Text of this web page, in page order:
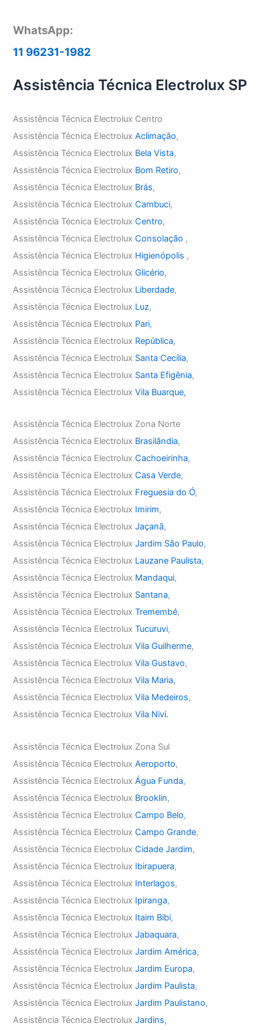
WhatsApp:
11 96231-1982
Assistência Técnica Electrolux SP
Assistência Técnica Electrolux Centro
Assistência Técnica ElectroluxAclimação,
Assistência Técnica Electrolux Bela Vista,
Assistência Técnica Electrolux Bom Retiro,
Assistência Técnica Electrolux Brás,
Assistência Técnica ElectroluxCambuci,
Assistência Técnica ElectroluxCentro,
Assistência Técnica ElectroluxConsolação ,
Assistência Técnica Electrolux Higienópolis ,
Assistência Técnica ElectroluxGlicério,
Assistência Técnica Electrolux Liberdade,
Assistência Técnica Electrolux Luz,
Assistência Técnica Electrolux Pari,
Assistência Técnica Electrolux República,
Assistência Técnica Electrolux Santa Cecília,
Assistência Técnica Electrolux Santa Efigênia,
Assistência Técnica ElectroluxVila Buarque,
Assistência Técnica Electrolux Zona Norte
Assistência Técnica Electrolux Brasilândia,
Assistência Técnica ElectroluxCachoeirinha,
Assistência Técnica ElectroluxCasa Verde,
Assistência Técnica Electrolux Freguesia do Ó,
Assistência Técnica Electrolux Imirim,
Assistência Técnica ElectroluxJaçanã,
Assistência Técnica ElectroluxJardim São Paulo,
Assistência Técnica Electrolux Lauzane Paulista,
Assistência Técnica Electrolux Mandaqui,
Assistência Técnica Electrolux Santana,
Assistência Técnica ElectroluxTremembé,
Assistência Técnica ElectroluxTucuruvi,
Assistência Técnica ElectroluxVila Guilherme,
Assistência Técnica ElectroluxVila Gustavo,
Assistência Técnica ElectroluxVila Maria,
Assistência Técnica ElectroluxVila Medeiros,
Assistência Técnica ElectroluxVila Nivi.
Assistência Técnica Electrolux Zona Sul
Assistência Técnica ElectroluxAeroporto,
Assistência Técnica ElectroluxÁgua Funda,
Assistência Técnica Electrolux Brooklin,
Assistência Técnica ElectroluxCampo Belo,
Assistência Técnica ElectroluxCampo Grande,
Assistência Técnica ElectroluxCidade Jardim,
Assistência Técnica Electrolux Ibirapuera,
Assistência Técnica Electrolux Interlagos,
Assistência Técnica Electrolux Ipiranga,
Assistência Técnica Electrolux Itaim Bibi,
Assistência Técnica ElectroluxJabaquara,
Assistência Técnica ElectroluxJardim América,
Assistência Técnica ElectroluxJardim Europa,
Assistência Técnica ElectroluxJardim Paulista,
Assistência Técnica ElectroluxJardim Paulistano,
Assistência Técnica ElectroluxJardins,